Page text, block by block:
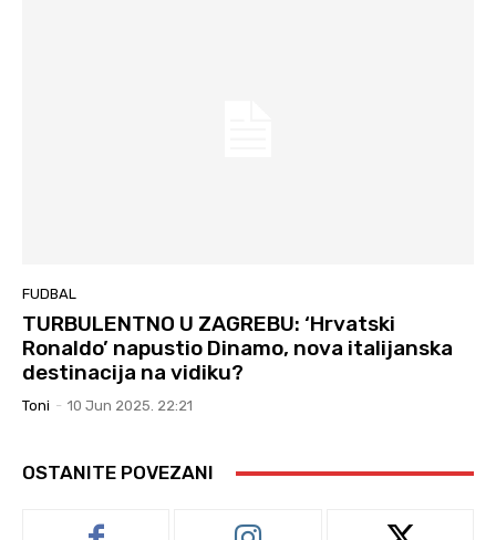
FUDBAL
TURBULENTNO U ZAGREBU: ‘Hrvatski
Ronaldo’ napustio Dinamo, nova italijanska
destinacija na vidiku?
Toni - 10 Jun 2025. 22:21
OSTANITE POVEZANI